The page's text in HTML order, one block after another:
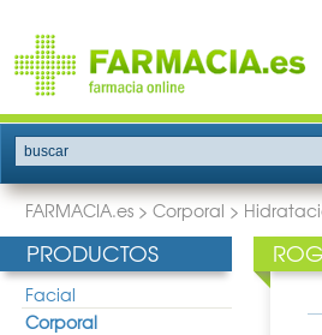
buscar
FARMACIA.es > Corporal >
PRODUCTOS
Facial
Corporal